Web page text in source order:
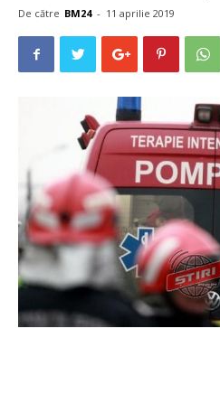
De către BM24 - 11 aprilie 2019